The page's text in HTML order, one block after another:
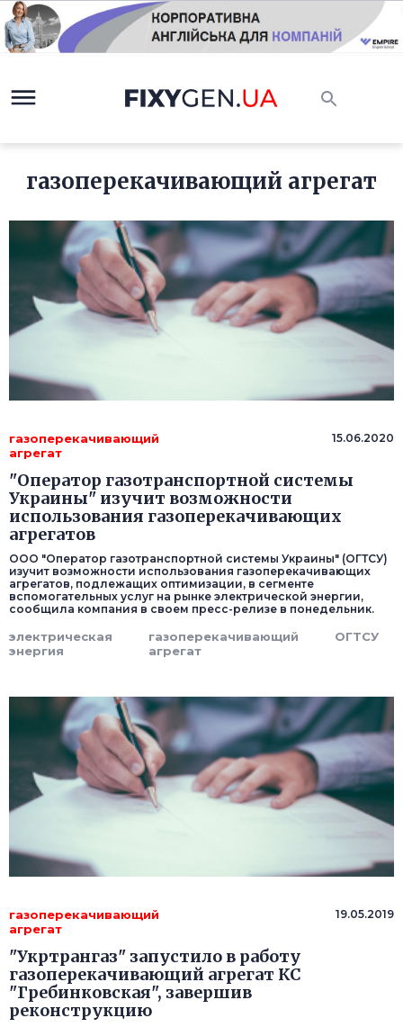
газоперекачивающий агрегат
газоперекачивающий
агрегат
15.06.2020
"Оператор газотранспортной системы
Украины" изучит возможности
использования газоперекачивающих
агрегатов
ООО "Оператор газотранспортной системы Украины" (ОГТСУ)
изучит возможности использования газоперекачивающих
агрегатов, подлежащих оптимизации, в сегменте
вспомогательных услуг на рынке электрической энергии,
сообщила компания в своем пресс-релизе в понедельник.
электрическая
энергия
газоперекачивающий
агрегат
ОГТСУ
газоперекачивающий
агрегат
19.05.2019
"Укртрангаз" запустило в работу
газоперекачивающий агрегат КС
"Гребинковская", завершив
реконструкцию